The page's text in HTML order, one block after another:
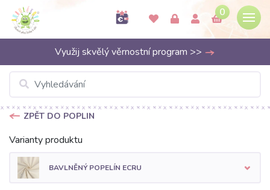
0
Využij skvělý věrnostní program >>
ZPĚT DO POPLIN
Varianty produktu
BAVLNĚNÝ POPELÍN ECRU